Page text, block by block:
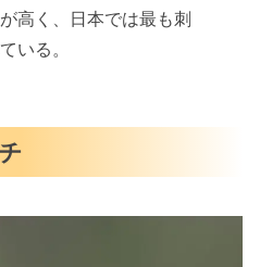
高く、日本では最も刺
いる。